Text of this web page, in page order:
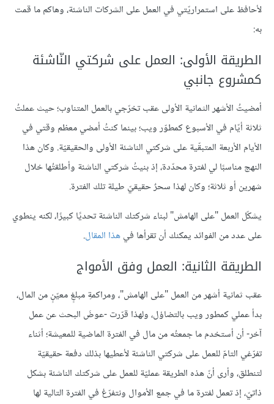
لأحافظ على استمراريّتي في العمل على الشركات الناشئة، وهاكم ما قمت
به:
الطريقة الأولى: العمل على شركتي النّاشئة
كمشروع جانبي
أمضيتُ الأشهر الثمانية الأولى عقب تخرّجي بالعمل المتناوب؛ حيث عملتُ
ثلاثة أيّام في الأسبوع كمطوّر ويب؛ بينما كنتُ أمضي معظم وقتي في
الأيام الأربعة المتبقّية على شركتي الناشئة الأولى والحقيقيّة. وكان هذا
النهج مناسبًا لي لفترة محدّدة، إذ بنيتُ شركتي الناشئة وأطلقتُها خلال
شهرين أو ثلاثة؛ وكان لهذا سحرٌ حقيقيّ طيلة تلك الفترة.
يشكّل العمل "على الهامش" لبناء شركتك الناشئة تحديًا كبيرًا، لكنه ينطوي
على عدد من الفوائد يمكنك أن تقرأها فيهذا المقال.
الطريقة الثانية: العمل وفق الأمواج
عقب ثمانية أشهر من العمل "على الهامش"، ومراكمةِ مبلغٍ معيّنٍ من المال،
بدأ عملي كمطور ويب بالتضاؤل، ولهذا قرّرت -عوضَ البحث عن عمل
آخر- أن أستخدم ما جمعتُه من مال في الفترة الماضية للمعيشة؛ أثناء
تفرّغي التامّ للعمل على شركتي الناشئة لأعطيها بذلك دفعة حقيقيّة
لتنطلق، وأرى أنّ هذه الطريقة عمليّة للعمل على شركتك الناشئة بشكل
ذاتيّ، إذ تعمل لفترة ما في جمع الأموال ونتفرّغ في الفترة التالية لها